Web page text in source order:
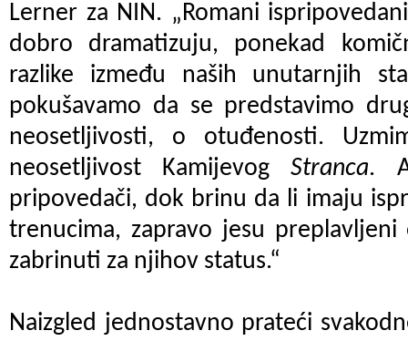
Lerner za NIN. „Romani
dobro dramatizuju, ponekad
razlike između naših unutarnjih
pokušavamo da se predstavimo
neosetljivosti, o otuđenosti.
neosetljivost KamijevogStranca.
pripovedači, dok brinu da li imaju
trenucima, zapravo jesu preplavljeni
zabrinuti za njihov status.“
Naizgled jednostavno prateći